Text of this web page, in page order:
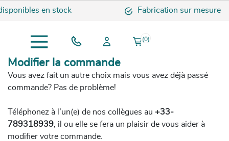
en stock Fabrication sur mesure
(0)
Modifier la commande
Vous avez fait un autre choix mais vous avez déjà passé
commande? Pas de problème!
Téléphonez à l’un(e) de nos collègues au +33-
789318939 , il ou elle se fera un plaisir de vous aider à
modifier votre commande.